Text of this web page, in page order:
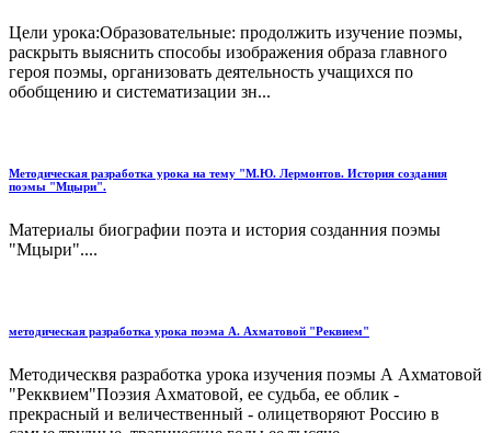
Цели урока:Образовательные: продолжить изучение поэмы,
раскрыть выяснить способы изображения образа главного
героя поэмы, организовать деятельность учащихся по
обобщению и систематизации зн...
Методическая разработка урока на тему "М.Ю. Лермонтов. История создания
поэмы "Мцыри".
Материалы биографии поэта и история созданния поэмы
"Мцыри"....
методическая разработка урока поэма А. Ахматовой "Реквием"
Методическвя разработка урока изучения поэмы А Ахматовой
"Рекквием"Поэзия Ахматовой, ее судьба, ее облик -
прекрасный и величественный - олицетворяют Россию в